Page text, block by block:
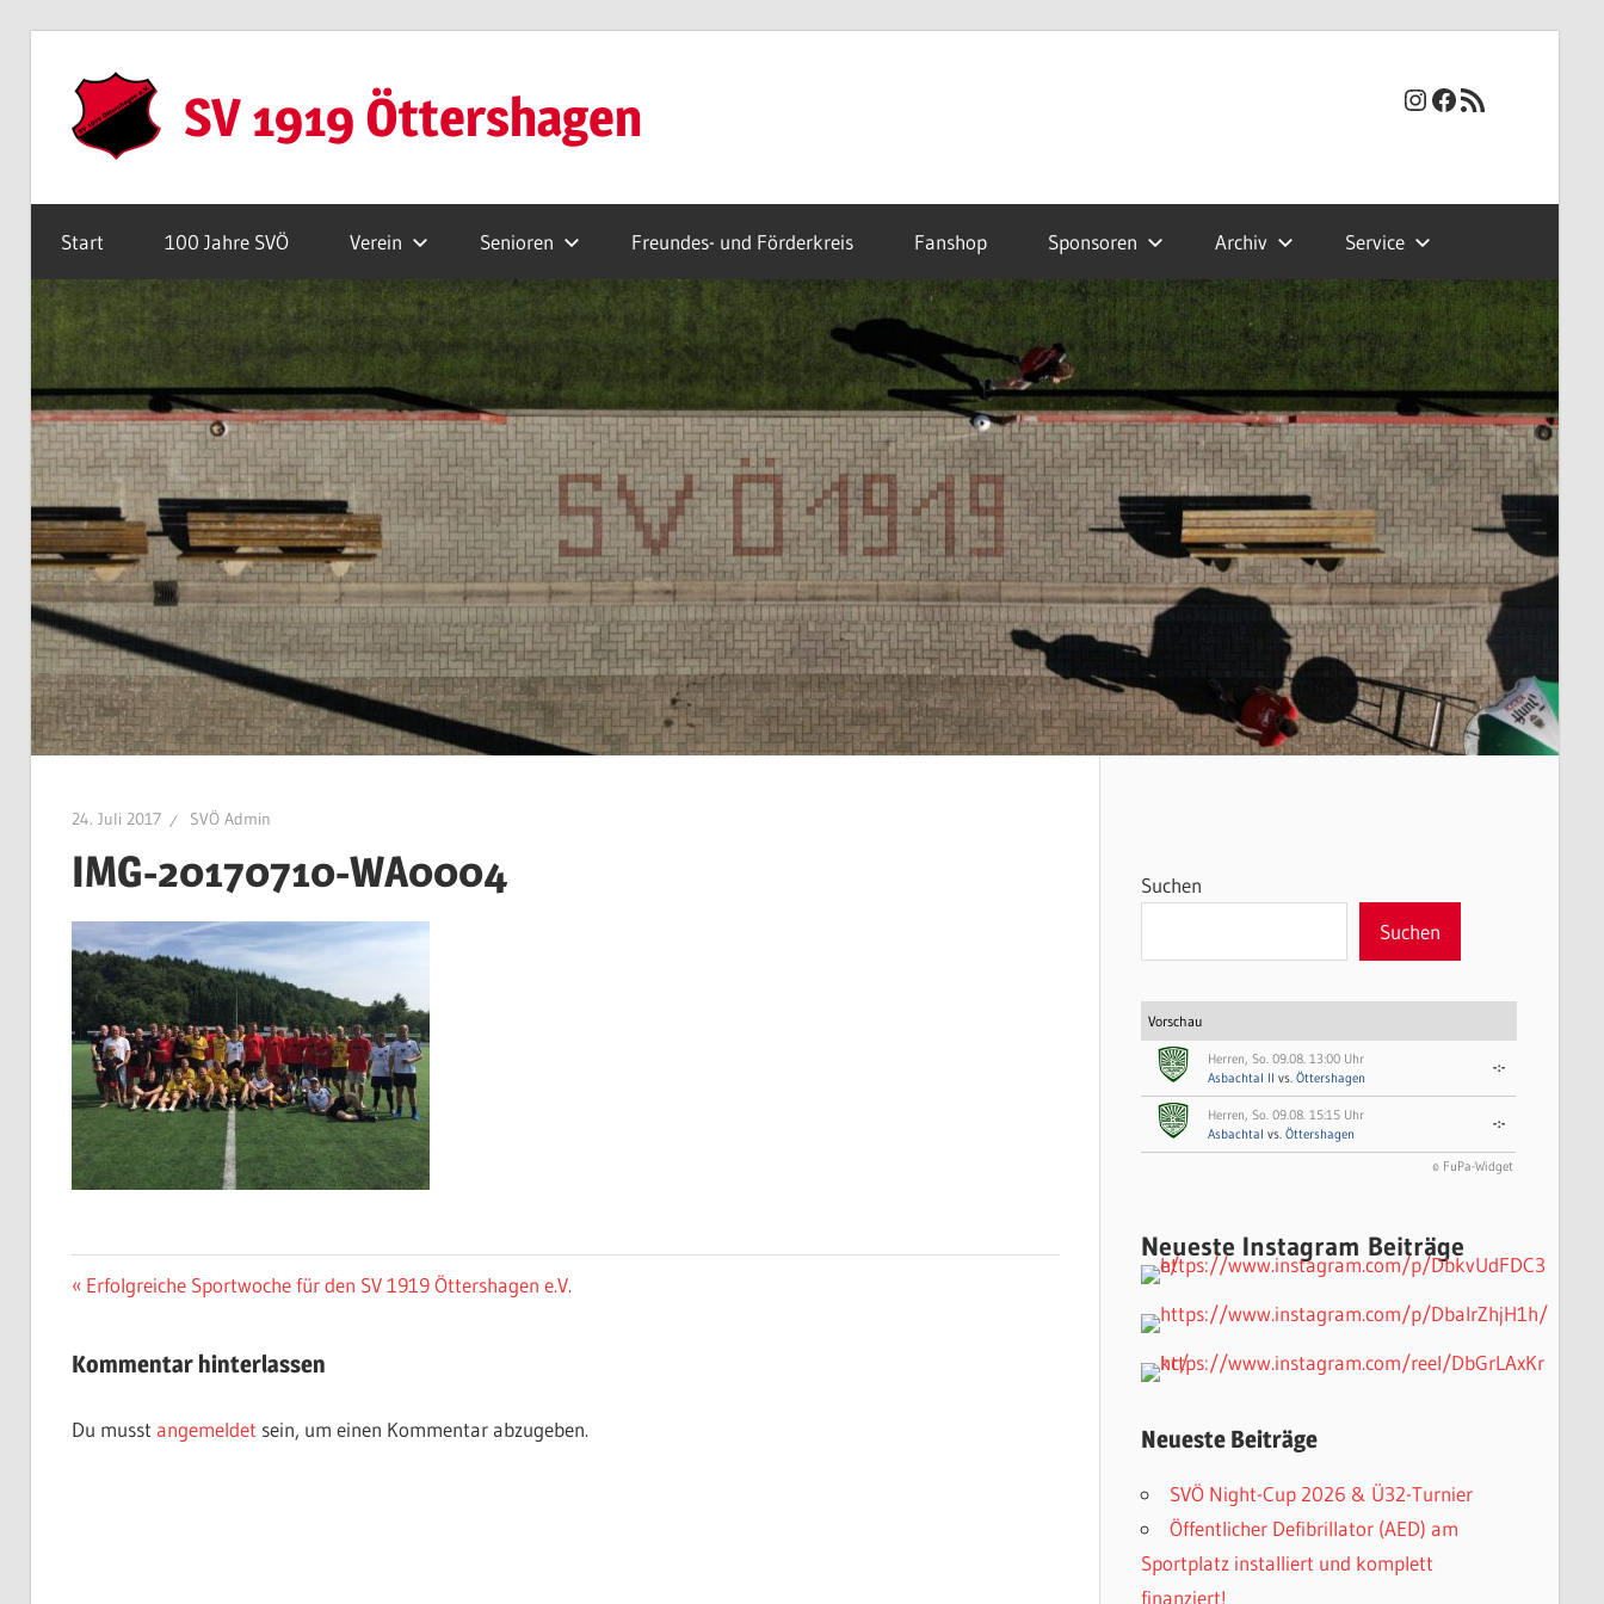
Inhalt
springen
SV 1919 Öttershagen Instagram
Facebook
RSS-Feed
Start 100 Jahre SVÖ Verein Senioren Freundes- und Förderkreis Fanshop Sponsoren Archiv Service
24. Juli 2017 SVÖ Admin
IMG-20170710-WA0004
Beitragsnavigation
Vorheriger
Erfolgreiche Sportwoche für den SV 1919 Öttershagen e.V.
Kommentar hinterlassen
Du musst angemeldet sein, um einen Kommentar abzugeben.
Suchen
Suchen
Vorschau
Herren, So. 09.08. 13:00 Uhr
Asbachtal II vs. Öttershagen
-:-
Herren, So. 09.08. 15:15 Uhr
Asbachtal vs. Öttershagen
-:-
© FuPa-Widget
Neueste Instagram Beiträge
Neueste Beiträge
SVÖ Night-Cup 2026 & Ü32-Turnier
Öffentlicher Defibrillator (AED) am
Sportplatz installiert und komplett
finanziert!